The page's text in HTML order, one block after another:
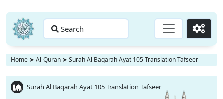
Search Go
Home ➤ Al-Quran ➤ Surah Al Baqarah Ayat 105 Translation Tafseer
Surah Al Baqarah Ayat 105 Translation Tafseer